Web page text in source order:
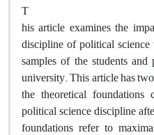
T
his article examines the
discipline of political
samples of the students
university. This article has
the theoretical
political science discipline
foundations refer to